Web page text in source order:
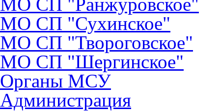
МО СП "Сухинское"
МО СП "Твороговское"
МО СП "Шергинское"
Органы МСУ
Администрация